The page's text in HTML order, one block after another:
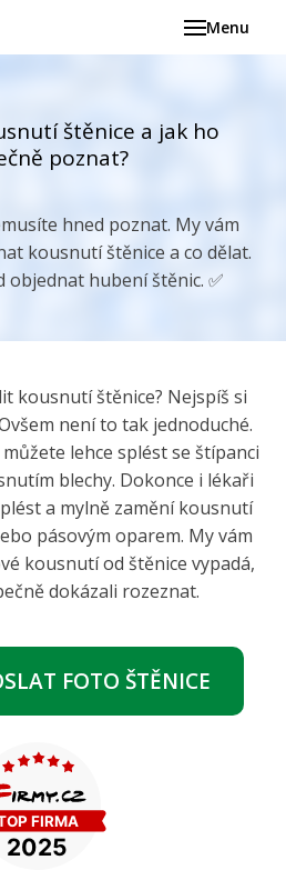
Menu
Blog
štěnice a jak ho
poznat?
hned poznat. My vám
kousnutí štěnice a co dělat.
hubení štěnic. ✅
kousnutí štěnice? Nejspíš si
není to tak jednoduché.
lehce splést se štípanci
blechy. Dokonce i lékaři
a mylně zamění kousnutí
pásovým oparem. My vám
kousnutí od štěnice vypadá,
dokázali rozeznat.
FOTO ŠTĚNICE